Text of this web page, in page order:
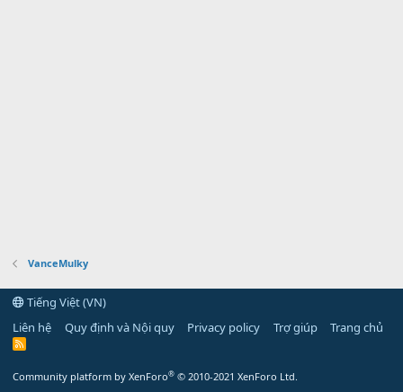
VanceMulky
Tiếng Việt (VN)
Liên hệ
Quy định và Nội quy Privacy policy Trợ giúp Trang chủ
R
Community platform by XenForo® © 2010-2021 XenForo Ltd.